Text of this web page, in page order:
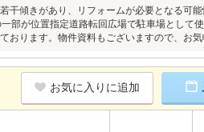
干傾きがあり、リフォームが必要となる可
が位置指定道路転回広場で駐車場として
おります。物件資料もございますので、お気
お気に入りに追加